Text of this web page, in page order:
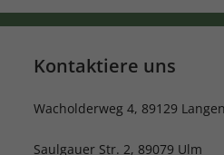
Kontaktiere uns
Wacholderweg 4, 89129
Saulgauer Str. 2, 89079 Ulm